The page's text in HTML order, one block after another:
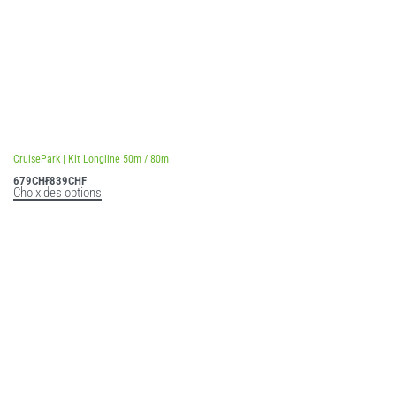
CruisePark | Kit Longline 50m / 80m
679CHF839CHF
Choix des options